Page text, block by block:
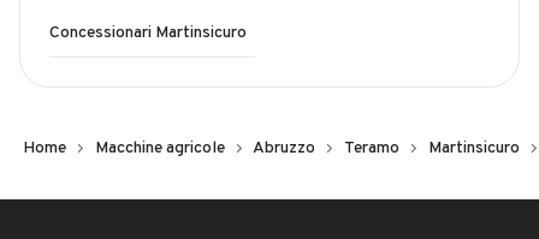
Concessionari Martinsicuro
Home Macchine agricole Abruzzo Teramo Martinsicuro